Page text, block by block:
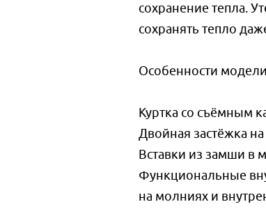
сохранение тепла.
сохранять тепло
Особенности
Куртка со съёмным
Двойная застёжка
Вставки из замши в
Функциональные
на молниях и